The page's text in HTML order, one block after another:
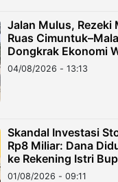
Jalan Mulus, Rezeki
Ruas
Dongkrak Ekonomi
04/08/2026 - 13:13
Skandal Investasi
Rp8 Miliar: Dana
ke Rekening Istri
Timur
01/08/2026 - 09:11